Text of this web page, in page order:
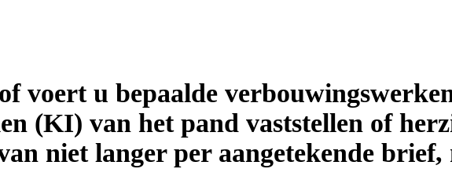
voert u bepaalde
(KI) van het pand vaststellen of
niet langer per aangetekende brief,